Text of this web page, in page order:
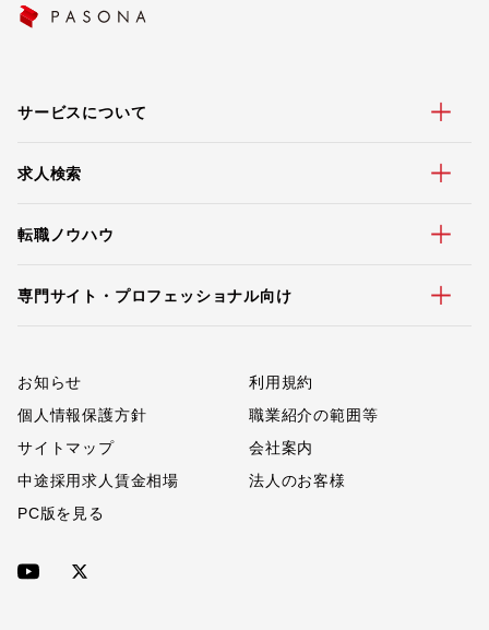
サービスについて
求人検索
転職ノウハウ
専門サイト・プロフェッショナル向け
お知らせ
利用規約
個人情報保護方針
職業紹介の範囲等
サイトマップ
会社案内
中途採用求人賃金相場
法人のお客様
PC版を見る